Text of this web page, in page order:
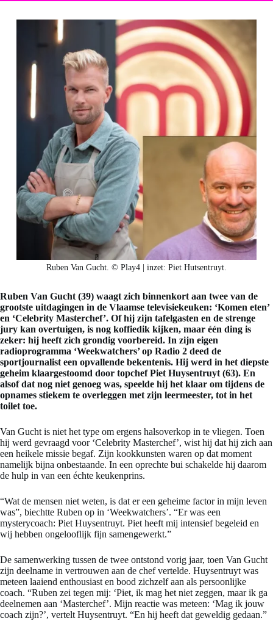
Ruben Van Gucht. © Play4 | inzet: Piet Hutsentruyt.
Ruben Van Gucht (39) waagt zich binnenkort aan twee van de
grootste uitdagingen in de Vlaamse televisiekeuken: ‘Komen eten’
en ‘Celebrity Masterchef’. Of hij zijn tafelgasten en de strenge
jury kan overtuigen, is nog koffiedik kijken, maar één ding is
zeker: hij heeft zich grondig voorbereid. In zijn eigen
radioprogramma ‘Weekwatchers’ op Radio 2 deed de
sportjournalist een opvallende bekentenis. Hij werd in het diepste
geheim klaargestoomd door topchef Piet Huysentruyt (63). En
alsof dat nog niet genoeg was, speelde hij het klaar om tijdens de
opnames stiekem te overleggen met zijn leermeester, tot in het
toilet toe.
Van Gucht is niet het type om ergens halsoverkop in te vliegen. Toen
hij werd gevraagd voor ‘Celebrity Masterchef’, wist hij dat hij zich aan
een heikele missie begaf. Zijn kookkunsten waren op dat moment
namelijk bijna onbestaande. In een oprechte bui schakelde hij daarom
de hulp in van een échte keukenprins.
“Wat de mensen niet weten, is dat er een geheime factor in mijn leven
was”, biechtte Ruben op in ‘Weekwatchers’. “Er was een
mysterycoach: Piet Huysentruyt. Piet heeft mij intensief begeleid en
wij hebben ongelooflijk fijn samengewerkt.”
De samenwerking tussen de twee ontstond vorig jaar, toen Van Gucht
zijn deelname in vertrouwen aan de chef vertelde. Huysentruyt was
meteen laaiend enthousiast en bood zichzelf aan als persoonlijke
coach. “Ruben zei tegen mij: ‘Piet, ik mag het niet zeggen, maar ik ga
deelnemen aan ‘Masterchef’. Mijn reactie was meteen: ‘Mag ik jouw
coach zijn?’, vertelt Huysentruyt. “En hij heeft dat geweldig gedaan.”